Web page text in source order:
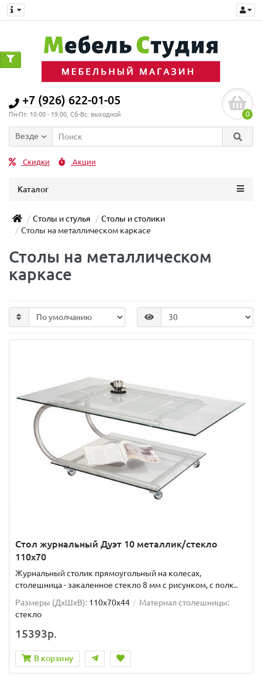
+7 (926) 622-01-05
Пн-Пт: 10:00 - 19:00, Сб-Вс: выходной 0
Везде
Скидки Акции
Каталог
Столы и стулья
Столы и столики
Столы на металлическом каркасе
Столы на металлическом
каркасе
Стол журнальный Дуэт 10 металлик/стекло
110х70
Журнальный столик прямоугольный на колесах,
столешница - закаленное стекло 8 мм с рисунком, с полк..
Размеры (ДхШxВ): 110х70х44
Материал столешницы:
стекло
15393р.
В корзину